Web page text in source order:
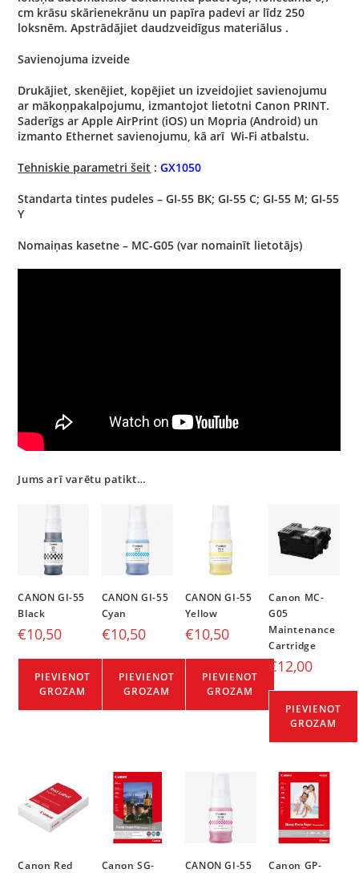
cm krāsu skārienekrānu un papīra padevi ar līdz 250
loksnēm. Apstrādājiet daudzveidīgus materiālus .
Savienojuma izveide
Drukājiet, skenējiet, kopējiet un izveidojiet savienojumu
ar mākoņpakalpojumu, izmantojot lietotni Canon PRINT.
Saderīgs ar Apple AirPrint (iOS) un Mopria (Android) un
izmanto Ethernet savienojumu, kā arī Wi-Fi atbalstu.
Tehniskie parametri šeit :GX1050
Standarta tintes pudeles – GI-55 BK; GI-55 C; GI-55 M; GI-55
Y
Nomaiņas kasetne – MC-G05 (var nomainīt lietotājs)
Jums arī varētu patikt…
CANON GI-55
Black
€10,50
PIEVIENOT
GROZAM
CANON GI-55
Cyan
€10,50
PIEVIENOT
GROZAM
CANON GI-55
Yellow
€10,50
PIEVIENOT
GROZAM
Canon MC-
G05
Maintenance
Cartridge
€12,00
PIEVIENOT
GROZAM
Canon Red
Canon SG-
CANON GI-55
Canon GP-